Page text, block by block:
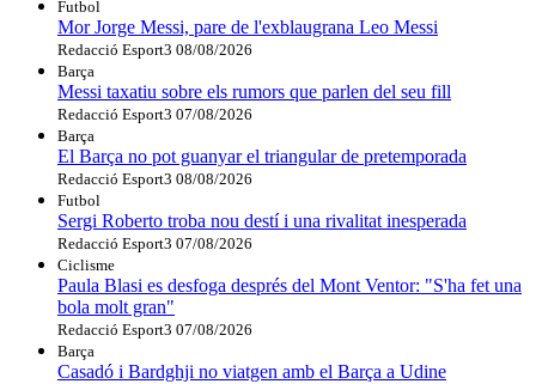
Futbol
Mor Jorge Messi, pare de l'exblaugrana Leo Messi
Redacció Esport3 08/08/2026
Barça
Messi taxatiu sobre els rumors que parlen del seu fill
Redacció Esport3 07/08/2026
Barça
El Barça no pot guanyar el triangular de pretemporada
Redacció Esport3 08/08/2026
Futbol
Sergi Roberto troba nou destí i una rivalitat inesperada
Redacció Esport3 07/08/2026
Ciclisme
Paula Blasi es desfoga després del Mont Ventor: "S'ha fet una
bola molt gran"
Redacció Esport3 07/08/2026
Barça
Casadó i Bardghji no viatgen amb el Barça a Udine